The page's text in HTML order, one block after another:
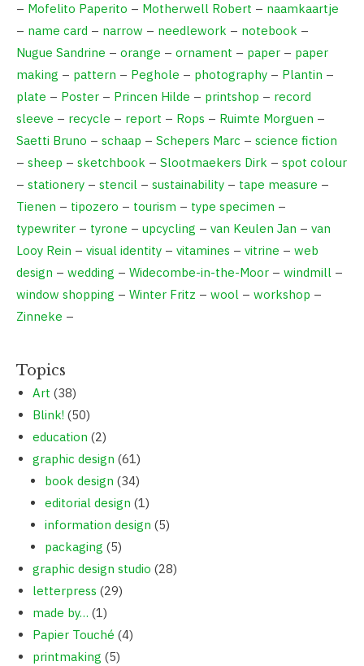
– Mofelito Paperito – Motherwell Robert – naamkaartje
– name card – narrow – needlework – notebook –
Nugue Sandrine – orange – ornament – paper – paper
making – pattern – Peghole – photography – Plantin –
plate – Poster – Princen Hilde – printshop – record
sleeve – recycle – report – Rops – Ruimte Morguen –
Saetti Bruno – schaap – Schepers Marc – science fiction
– sheep – sketchbook – Slootmaekers Dirk – spot colour
– stationery – stencil – sustainability – tape measure –
Tienen – tipozero – tourism – type specimen –
typewriter – tyrone – upcycling – van Keulen Jan – van
Looy Rein – visual identity – vitamines – vitrine – web
design – wedding – Widecombe-in-the-Moor – windmill –
window shopping – Winter Fritz – wool – workshop –
Zinneke –
Topics
Art (38)
Blink! (50)
education (2)
graphic design (61)
book design (34)
editorial design (1)
information design (5)
packaging (5)
graphic design studio (28)
letterpress (29)
made by… (1)
Papier Touché (4)
printmaking (5)